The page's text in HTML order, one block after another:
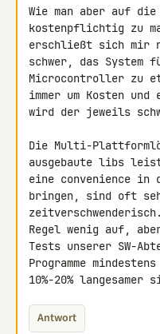
Wie man aber auf die
kostenpflichtig zu
erschließt sich mir
schwer, das System
Microcontroller zu
immer um Kosten und
wird der jeweils
Die Multi-
ausgebaute libs
eine convenience in
bringen, sind oft
Regel wenig auf,
Tests unserer SW-
Programme mindestens
10%-20% langesamer
Antwort